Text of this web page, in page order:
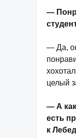
—
— Да,
целый
— А
есть
к